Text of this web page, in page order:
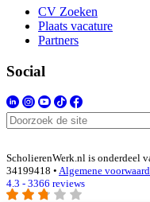
CV Zoeken
Plaats vacature
Partners
Social
ScholierenWerk.nl is onderdeel
34199418 • Algemene
4.3 - 3366 reviews